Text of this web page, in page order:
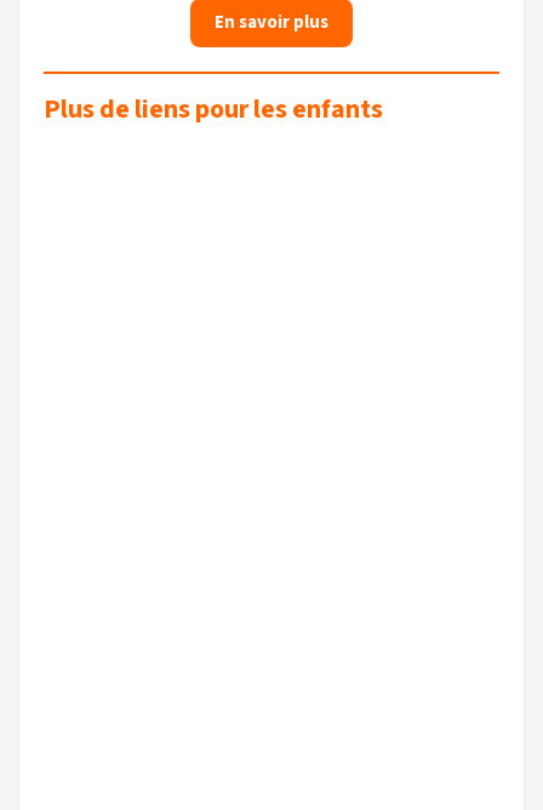
En savoir plus
Plus de liens pour les enfants